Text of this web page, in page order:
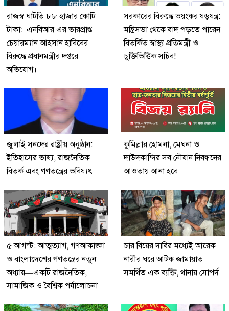
রাজস্ব ঘাটতি ৮৮ হাজার কোটি
টাকা: এনবিআর এর ভারপ্রাপ্ত
চেয়ারম্যান আহসান হাবিবের
বিরুদ্ধে প্রধানমন্ত্রীর দপ্তরে
অভিযোগ।
সরকারের বিরুদ্ধে ভয়ংকর ষড়যন্ত্র:
মন্ত্রিসভা থেকে বাদ পড়তে পারেন
বিতর্কিত স্বাস্থ্য প্রতিমন্ত্রী ও
চুক্তিভিত্তিক সচিব!
জুলাই সনদের রাষ্ট্রীয় অনুষ্ঠান:
ইতিহাসের ভাষ্য, রাজনৈতিক
বিতর্ক এবং গণতন্ত্রের ভবিষ্যৎ।
কুমিল্লার হোমনা, মেঘনা ও
দাউদকান্দির সব নৌযান নিবন্ধনের
আওতায় আনা হবে।
৫ আগস্ট: আত্মত্যাগ, গণআকাঙ্ক্ষা
ও বাংলাদেশের গণতন্ত্রের নতুন
অধ্যায়—একটি রাজনৈতিক,
সামাজিক ও বৈশ্বিক পর্যালোচনা।
চার বিয়ের দাবির মধ্যেই আরেক
নারীর ঘরে আটক জামায়াত
সমর্থিত এক ব্যক্তি, থানায় সোপর্দ।